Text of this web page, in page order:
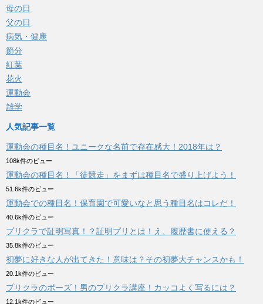
母の日
父の日
病気・健康
節分
紅葉
花火
運動会
雑学
人気記事一覧
運動会の種目名！ユニークな名前で存在感大！2018年は？
108k件のビュー
運動会の種目名！「徒競走」をまずは種目名で盛り上げよう！
51.6k件のビュー
運動会での種目名！保育園で可愛いなと思う種目名はコレだ！
40.6k件のビュー
プリクラで証明写真！？証明プリとは！え、履歴書に使える？
35.8k件のビュー
初夢に好きな人が出てきた！意味は？その初夢大チャンスかも！
20.1k件のビュー
プリクラのポーズ！男のプリクラ講座！カッコよく写るには？
12.1k件のビュー